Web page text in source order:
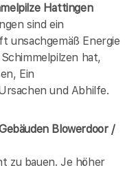
Hattingen
sind ein
unsachgemäß Energie
hat,
Ein
und Abhilfe.
Blowerdoor /
zu bauen. Je höher